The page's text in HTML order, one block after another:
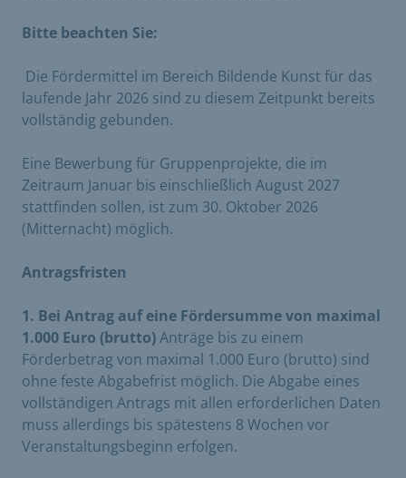
Bitte beachten Sie:
​ Die Fördermittel im Bereich Bildende Kunst für das
laufende Jahr 2026 sind zu diesem Zeitpunkt bereits
vollständig gebunden.
Eine Bewerbung für Gruppenprojekte, die im
Zeitraum Januar bis einschließlich August 2027
stattfinden sollen, ist zum 30. Oktober 2026
(Mitternacht) möglich.
Antragsfristen
1. Bei Antrag auf eine Fördersumme von maximal
1.000 Euro (brutto)Anträge bis zu einem
Förderbetrag von maximal 1.000 Euro (brutto) sind
ohne feste Abgabefrist möglich. Die Abgabe eines
vollständigen Antrags mit allen erforderlichen Daten
muss allerdings bis spätestens 8 Wochen vor
Veranstaltungsbeginn erfolgen.